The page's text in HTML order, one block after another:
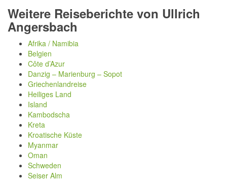
Weitere Reiseberichte von Ullrich
Angersbach
Afrika / Namibia
Belgien
Côte d’Azur
Danzig – Marienburg – Sopot
Griechenlandreise
Heiliges Land
Island
Kambodscha
Kreta
Kroatische Küste
Myanmar
Oman
Schweden
Seiser Alm